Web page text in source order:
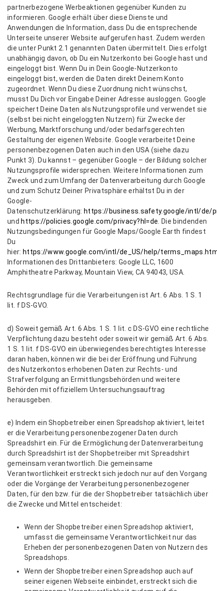
partnerbezogene Werbeaktionen gegenüber Kunden zu
informieren. Google erhält über diese Dienste und
Anwendungen die Information, dass Du die entsprechende
Unterseite unserer Website aufgerufen hast. Zudem werden
die unter Punkt 2.1 genannten Daten übermittelt. Dies erfolgt
unabhängig davon, ob Du ein Nutzerkonto bei Google hast und
eingeloggt bist. Wenn Du in Dein Google-Nutzerkonto
eingeloggt bist, werden die Daten direkt Deinem Konto
zugeordnet. Wenn Du diese Zuordnung nicht wünschst,
musst Du Dich vor Eingabe Deiner Adresse ausloggen. Google
speichert Deine Daten als Nutzungsprofile und verwendet sie
(selbst bei nicht eingeloggten Nutzern) für Zwecke der
Werbung, Marktforschung und/oder bedarfsgerechten
Gestaltung der eigenen Website. Google verarbeitet Deine
personenbezogenen Daten auch in den USA (siehe dazu
Punkt 3). Du kannst – gegenüber Google – der Bildung solcher
Nutzungsprofile widersprechen. Weitere Informationen zum
Zweck und zum Umfang der Datenverarbeitung durch Google
und zum Schutz Deiner Privatsphäre erhältst Du in der
Google-
Datenschutzerklärung: https://business.safety.google/intl/de/
und https://policies.google.com/privacy?hl=de . Die bindenden
Nutzungsbedingungen für Google Maps/Google Earth findest
Du
hier: https://www.google.com/intl/de_US/help/
Informationen des Drittanbieters: Google LLC, 1600
Amphitheatre Parkway, Mountain View, CA 94043, USA.
Rechtsgrundlage für die Verarbeitungen ist Art. 6 Abs. 1 S. 1
lit. f DS-GVO.
d) Soweit gemäß Art. 6 Abs. 1 S. 1 lit. c DS-GVO eine rechtliche
Verpflichtung dazu besteht oder soweit wir gemäß Art. 6 Abs.
1 S. 1 lit. f DS-GVO ein überwiegendes berechtigtes Interesse
daran haben, können wir die bei der Eröffnung und Führung
des Nutzerkontos erhobenen Daten zur Rechts- und
Strafverfolgung an Ermittlungsbehörden und weitere
Behörden mit offiziellem Untersuchungsauftrag
herausgeben.
e) Indem ein Shopbetreiber einen Spreadshop aktiviert, leitet
er die Verarbeitung personenbezogener Daten durch
Spreadshirt ein. Für die Ermöglichung der Datenverarbeitung
durch Spreadshirt ist der Shopbetreiber mit Spreadshirt
gemeinsam verantwortlich. Die gemeinsame
Verantwortlichkeit erstreckt sich jedoch nur auf den Vorgang
oder die Vorgänge der Verarbeitung personenbezogener
Daten, für den bzw. für die der Shopbetreiber tatsächlich über
die Zwecke und Mittel entscheidet:
Wenn der Shopbetreiber einen Spreadshop aktiviert,
umfasst die gemeinsame Verantwortlichkeit nur das
Erheben der personenbezogenen Daten von Nutzern des
Spreadshops.
Wenn der Shopbetreiber einen Spreadshop auch auf
seiner eigenen Webseite einbindet, erstreckt sich die